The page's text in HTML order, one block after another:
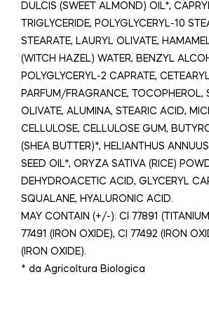
DULCIS (SWEET ALMOND) OIL*,
TRIGLYCERIDE, POLYGLYCERYL-10
STEARATE, LAURYL OLIVATE,
(WITCH HAZEL) WATER, BENZYL
POLYGLYCERYL-2 CAPRATE,
PARFUM/FRAGRANCE, TOCOPHEROL,
OLIVATE, ALUMINA, STEARIC ACID,
CELLULOSE, CELLULOSE GUM,
(SHEA BUTTER)*, HELIANTHUS
SEED OIL*, ORYZA SATIVA (RICE)
DEHYDROACETIC ACID, GLYCERYL
SQUALANE, HYALURONIC ACID.
MAY CONTAIN (+/-): CI 77891
77491 (IRON OXIDE), CI 77492 (IRON
(IRON OXIDE).
* da Agricoltura Biologica